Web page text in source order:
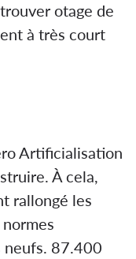
otage de
à très court
Artificialisation
À cela,
rallongé les
neufs. 87.400